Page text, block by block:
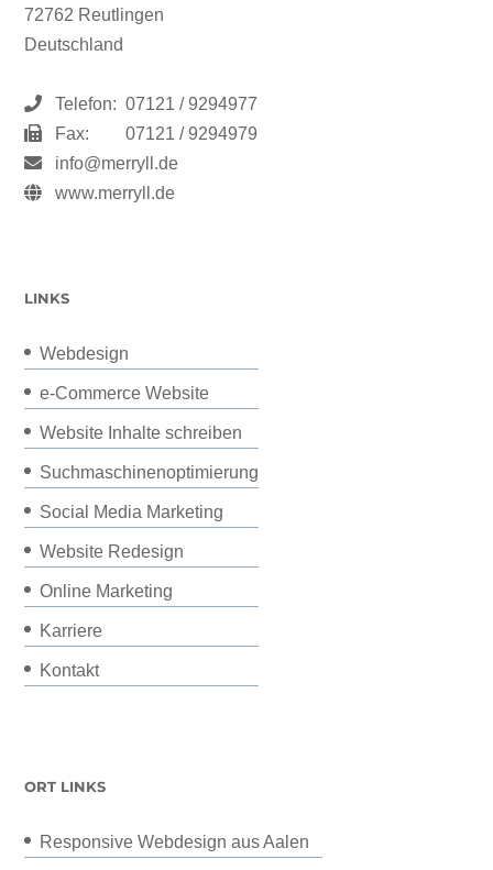
72762 Reutlingen
Deutschland
Telefon: 07121 / 9294977
Fax:
07121 / 9294979
info@merryll.de
www.merryll.de
LINKS
Webdesign
e-Commerce Website
Website Inhalte schreiben
Suchmaschinenoptimierung
Social Media Marketing
Website Redesign
Online Marketing
Karriere
Kontakt
ORT LINKS
Responsive Webdesign aus Aalen